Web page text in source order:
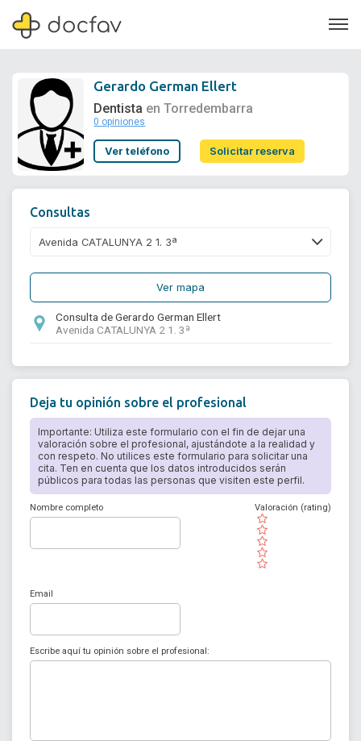
Soporte
Gerardo German Ellert
Dentista en Torredembarra
0 opiniones
Ver teléfono Solicitar reserva
Consultas
Ver mapa
Consulta de Gerardo German Ellert
Avenida CATALUNYA 2 1. 3ª
Deja tu opinión sobre el profesional
Importante: Utiliza este formulario con el fin de dejar una
valoración sobre el profesional, ajustándote a la realidad y
con respeto. No utilices este formulario para solicitar una
cita. Ten en cuenta que los datos introducidos serán
públicos para todas las personas que visiten este perfil.
Nombre completo
( )
( )
( )
( )
( )
Valoración (rating)
Email
Escribe aquí tu opinión sobre el profesional: